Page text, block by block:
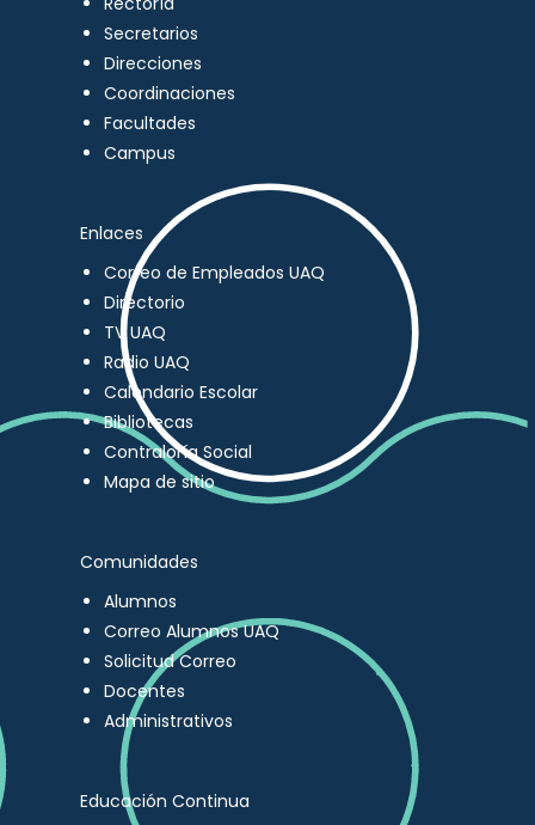
Secretarios
Direcciones
Coordinaciones
Facultades
Campus
Enlaces
Correo de Empleados UAQ
Directorio
TV UAQ
Radio UAQ
Calendario Escolar
Bibliotecas
Contraloría Social
Mapa de sitio
Comunidades
Alumnos
Correo Alumnos UAQ
Solicitud Correo
Docentes
Administrativos
Educación Continua